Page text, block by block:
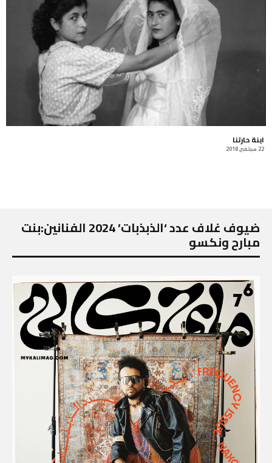
ابنة حارتنا
22 سبتمبر, 2018
ضيوف غلاف عدد ‘الذبذبات’ 2024 الفنانين:بنت
مبارح ونكسو